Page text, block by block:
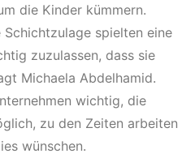
die Kinder kümmern.
spielten eine
zuzulassen, dass sie
Michaela Abdelhamid.
wichtig, die
zu den Zeiten arbeiten
wünschen.